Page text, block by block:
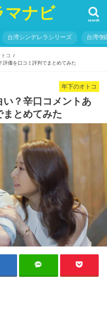
マナビ search
台湾シンデレラシリーズ 台湾中
コ
評価を口コミ評判でまとめてみた
年下のオトコ
？辛口コメントあ
まとめてみた